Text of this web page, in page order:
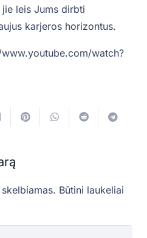
leis Jums dirbti
karjeros horizontus.
watch?
Būtini laukeliai